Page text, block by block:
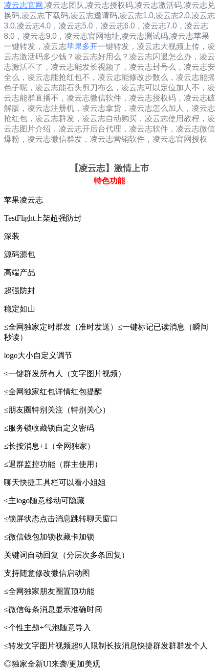
凌云志官网 ,凌云志团队,凌云志授权码,凌云志激活码,凌云志兑
换码,凌云志下载码,凌云志邀请码,凌云志1.0,凌云志2.0,凌云志
3.0,凌云志4.0， 凌云志5.0， 凌云志6.0， 凌云志7.0， 凌云志
8.0， 凌云志9.0， 凌云志官网地址,凌云志测试码,凌云志苹果
一键转发， 凌云志苹果多开一键转发，凌云志大视频上传， 凌
云志激活码多少钱？凌云志好用么？凌云志闪退怎么办，凌云
志激活不了，凌云志能发长视频了，凌云志封号么，凌云志安
全么，凌云志能抢红包不，凌云志能修改步数么，凌云志能摇
色子呢，凌云志能石头剪刀布么，凌云志可以定位加人不，凌
云志能群直播不，凌云志微信软件，凌云志授权码，凌云志破
解版，凌云志注册机，凌云志拿货，凌云志怎么加人，凌云志
抢红包，凌云志群发，凌云志自动购买，凌云志使用教程，凌
云志图片介绍，凌云志开后台代理，凌云志软件，凌云志微信
爆粉，凌云志微信群发，凌云志营销软件，凌云志官网授权
【凌云志】激情上市
特色功能
苹果凌云志
TestFlight上架超强防封
深装
源码源包
高端产品
超强防封
稳定如山
≤全网独家定时群发（准时发送）≤一键标记已读消息（瞬间
秒读）
logo大小自定义调节
≤一键群发所有人（文字图片视频）
≤全网独家红包详情红包提醒
≤朋友圈特别关注（特别关心）
≤服务锁收藏锁自定义密码
≤长按消息+1（全网独家）
≤退群监控功能（群主使用）
聊天快捷工具栏可以看小姐姐
≤主logo随意移动可隐藏
≤锁屏状态点击消息跳转聊天窗口
≤微信钱包加锁收藏卡加锁
关键词自动回复（分层次多条回复）
支持随意修改微信启动图
≤全网独家朋友圈置顶功能
≤微信每条消息显示准确时间
≤个性主题+气泡随意导入
≤转发文字图片视频超9人限制长按消息快捷群发群群发个人
◎独家全新UI来袭/更加美观